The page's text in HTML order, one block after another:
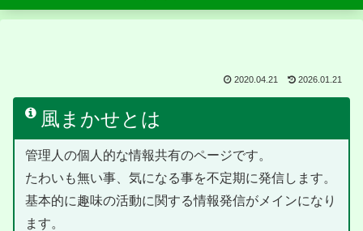
2020.04.21 2026.01.21
風まかせとは
管理人の個人的な情報共有のページです。
たわいも無い事、気になる事を不定期に発信します。
基本的に趣味の活動に関する情報発信がメインになり
ます。